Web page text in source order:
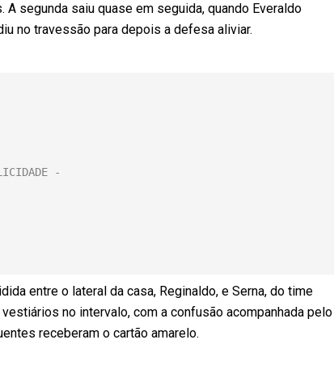
segunda saiu quase em seguida, quando Everaldo
no travessão para depois a defesa aliviar.
entre o lateral da casa, Reginaldo, e Serna, do time
no intervalo, com a confusão acompanhada pelo
receberam o cartão amarelo.